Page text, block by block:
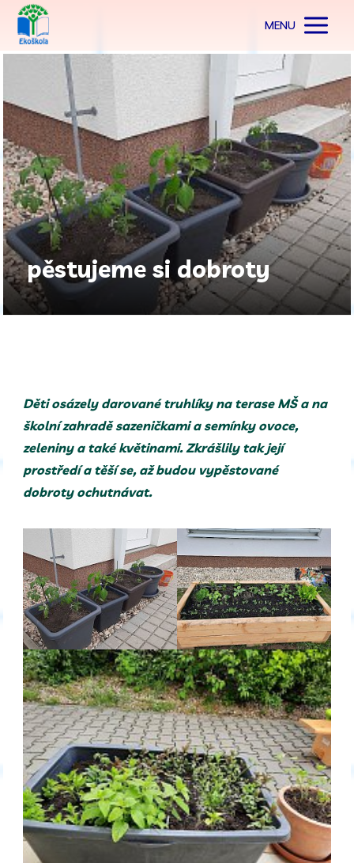
MENU
pěstujeme si dobroty
Děti osázely darované truhlíky na terase MŠ a na
školní zahradě sazeničkami a semínky ovoce,
zeleniny a také květinami. Zkrášlily tak její
prostředí a těší se, až budou vypěstované
dobroty ochutnávat.